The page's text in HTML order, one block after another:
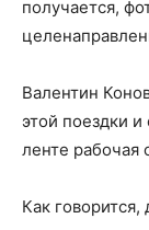
получается,
Валентин
этой поездки и
ленте рабочая
Как